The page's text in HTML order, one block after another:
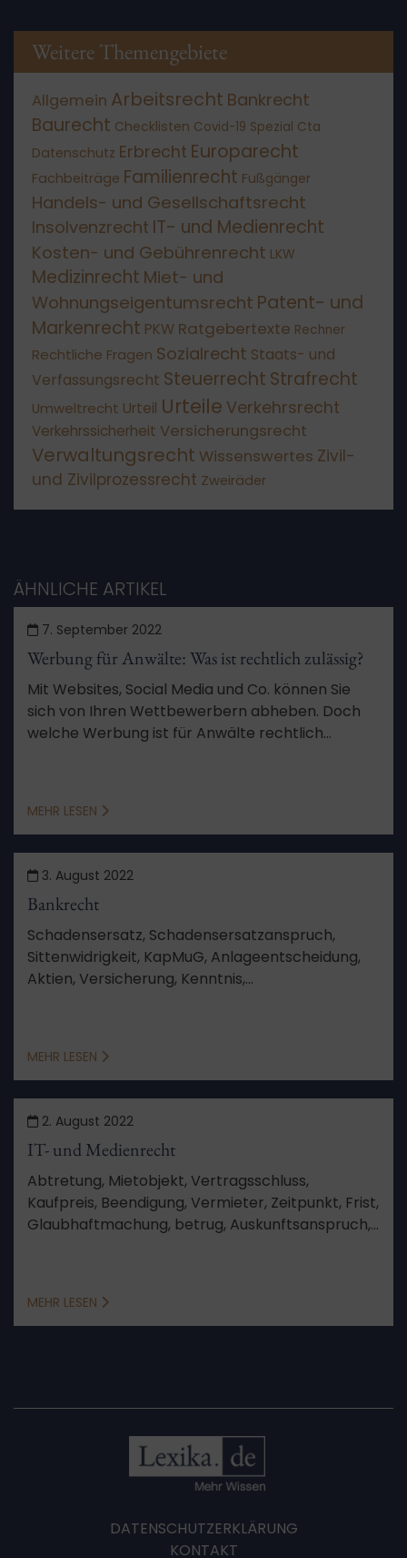
Weitere Themengebiete
Allgemein Arbeitsrecht Bankrecht
Baurecht Checklisten Covid-19 Spezial Cta
Datenschutz Erbrecht Europarecht
Fachbeiträge Familienrecht Fußgänger
Handels- und Gesellschaftsrecht
Insolvenzrecht IT- und Medienrecht
Kosten- und Gebührenrecht LKW
Medizinrecht Miet- und
Wohnungseigentumsrecht Patent- und
Markenrecht PKW Ratgebertexte Rechner
Rechtliche Fragen Sozialrecht Staats- und
Verfassungsrecht Steuerrecht Strafrecht
Umweltrecht Urteil Urteile Verkehrsrecht
Verkehrssicherheit Versicherungsrecht
Verwaltungsrecht Wissenswertes Zivil-
und Zivilprozessrecht Zweiräder
ÄHNLICHE ARTIKEL
7. September 2022
Werbung für Anwälte: Was ist rechtlich zulässig?
Mit Websites, Social Media und Co. können Sie
sich von Ihren Wettbewerbern abheben. Doch
welche Werbung ist für Anwälte rechtlich
MEHR LESEN
3. August 2022
Bankrecht
Schadensersatz, Schadensersatzanspruch,
Sittenwidrigkeit, KapMuG, Anlageentscheidung,
Aktien, Versicherung, Kenntnis,
MEHR LESEN
2. August 2022
IT- und Medienrecht
Abtretung, Mietobjekt, Vertragsschluss,
Kaufpreis, Beendigung, Vermieter, Zeitpunkt, Frist,
Glaubhaftmachung, betrug, Auskunftsanspruch,
MEHR LESEN
DATENSCHUTZERKLÄRUNG
KONTAKT